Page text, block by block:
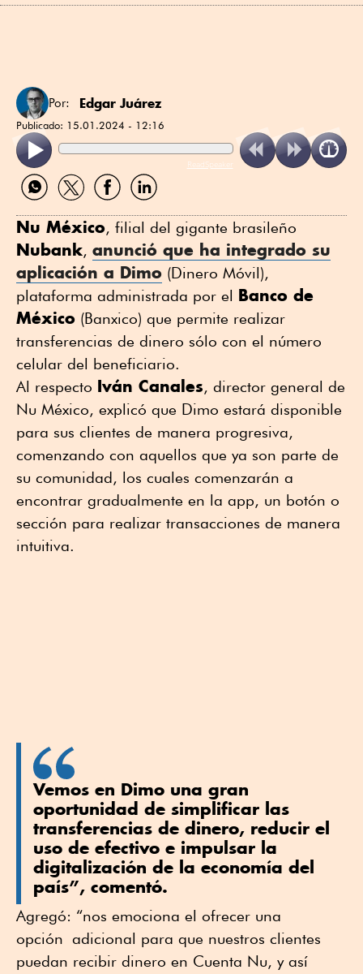
Por: Edgar Juárez
Publicado: 15.01.2024 - 12:16
ReadSpeaker
Compartir
por
Compartir
por
Compartir
por
Compartir
por
Nu México, filial del gigante brasileño
Nubank, anunció que ha integrado su
aplicación a Dimo (Dinero Móvil),
plataforma administrada por el Banco de
México (Banxico) que permite realizar
transferencias de dinero sólo con el número
celular del beneficiario.
Al respecto Iván Canales, director general de
Nu México, explicó que Dimo estará disponible
para sus clientes de manera progresiva,
comenzando con aquellos que ya son parte de
su comunidad, los cuales comenzarán a
encontrar gradualmente en la app, un botón o
sección para realizar transacciones de manera
intuitiva.
Vemos en Dimo una gran
oportunidad de simplificar las
transferencias de dinero, reducir el
uso de efectivo e impulsar la
digitalización de la economía del
país”, comentó.
Agregó: “nos emociona el ofrecer una
opción adicional para que nuestros clientes
puedan recibir dinero en Cuenta Nu, y así